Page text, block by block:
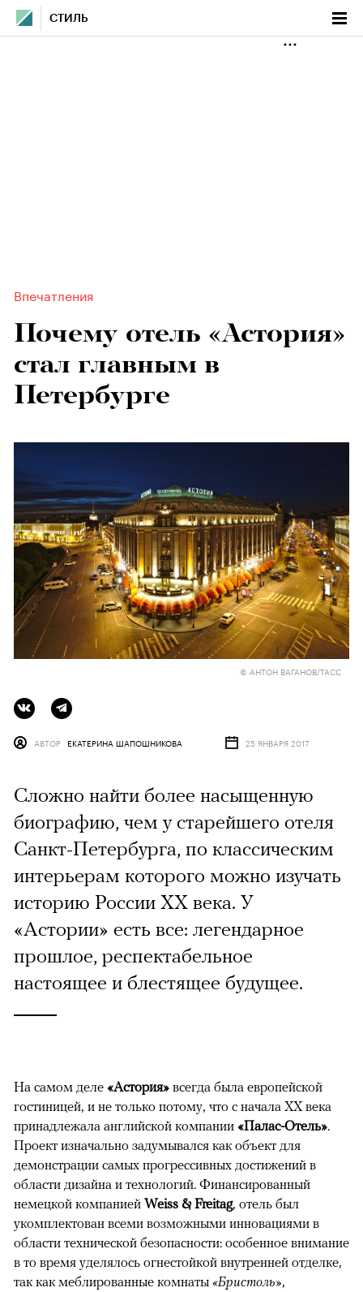
СТИЛЬ
Впечатления
Почему отель «Астория»
стал главным в
Петербурге
© АНТОН ВАГАНОВ/ТАСС
АВТОР ЕКАТЕРИНА ШАПОШНИКОВА 25 ЯНВАРЯ 2017
Сложно найти более насыщенную
биографию, чем у старейшего отеля
Санкт-Петербурга, по классическим
интерьерам которого можно изучать
историю России XX века. У
«Астории» есть все: легендарное
прошлое, респектабельное
настоящее и блестящее будущее.
На самом деле «Астория» всегда была европейской
гостиницей, и не только потому, что с начала XX века
принадлежала английской компании «Палас-Отель».
Проект изначально задумывался как объект для
демонстрации самых прогрессивных достижений в
области дизайна и технологий. Финансированный
немецкой компанией Weiss & Freitag, отель был
укомплектован всеми возможными инновациями в
области технической безопасности: особенное внимание
в то время уделялось огнестойкой внутренней отделке,
так как меблированные комнаты «Бристоль»,